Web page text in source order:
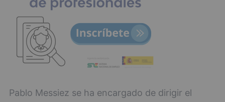
Pablo Messiez se ha encargado de dirigir el